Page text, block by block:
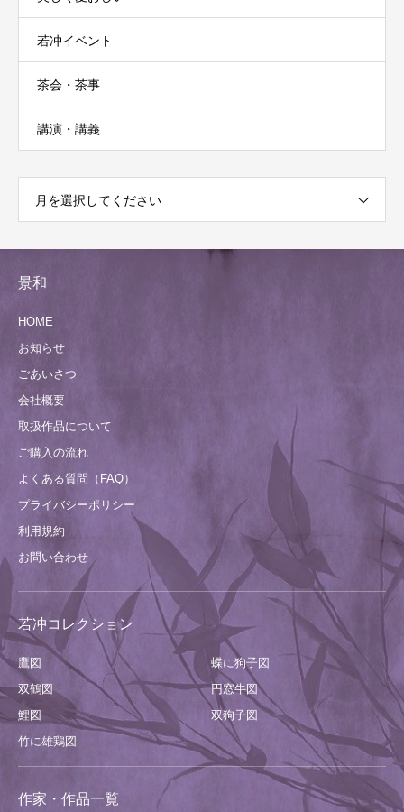
若冲イベント
茶会・茶事
講演・講義
月を選択してください
景和
HOME
お知らせ
ごあいさつ
会社概要
取扱作品について
ご購入の流れ
よくある質問（FAQ）
プライバシーポリシー
利用規約
お問い合わせ
若冲コレクション
鷹図
蝶に狗子図
双鶴図
円窓牛図
鯉図
双狗子図
竹に雄鶏図
作家・作品一覧